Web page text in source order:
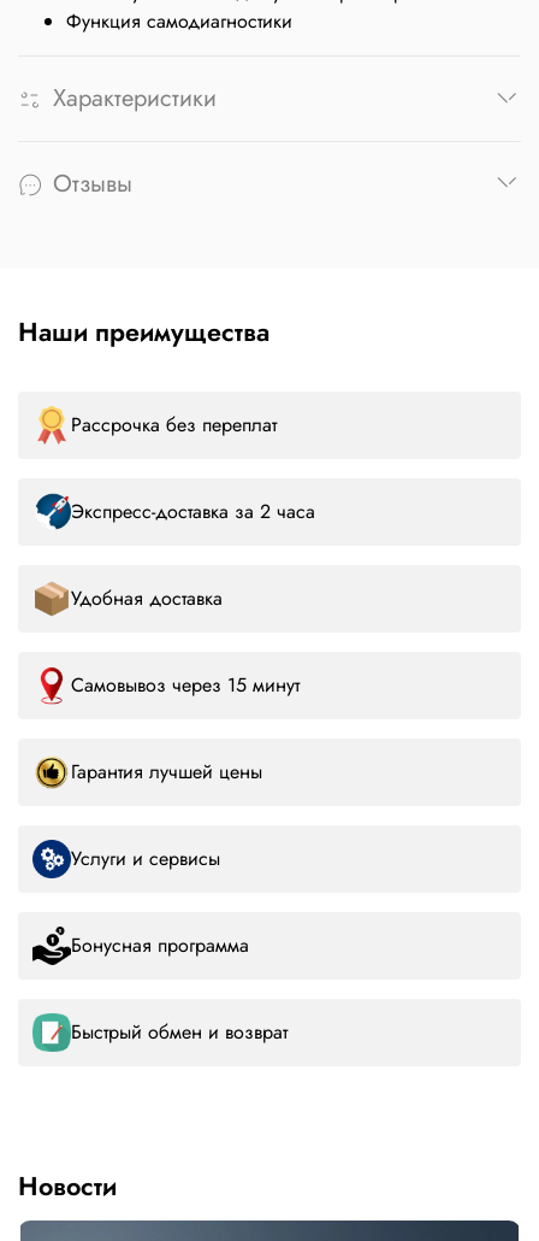
Функция самодиагностики
Характеристики
Отзывы
Наши преимущества
Рассрочка без переплат
Экспресс-доставка за 2 часа
Удобная доставка
Самовывоз через 15 минут
Гарантия лучшей цены
Услуги и сервисы
Бонусная программа
Быстрый обмен и возврат
Новости